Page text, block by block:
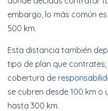
embargo, lo más común
500 km.
Esta distancia también
tipo de plan que
cobertura de
se cubren desde 100 km
hasta 300 km.